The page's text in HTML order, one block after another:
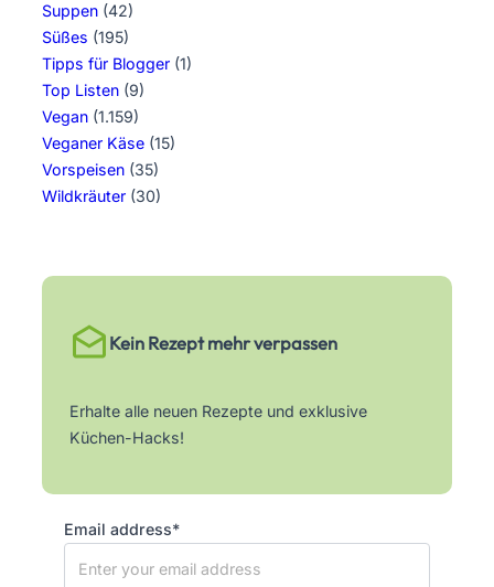
Suppen (42)
Süßes (195)
Tipps für Blogger (1)
Top Listen (9)
Vegan (1.159)
Veganer Käse (15)
Vorspeisen (35)
Wildkräuter (30)
Kein Rezept mehr verpassen
Erhalte alle neuen Rezepte und exklusive
Küchen-Hacks!
Email address*